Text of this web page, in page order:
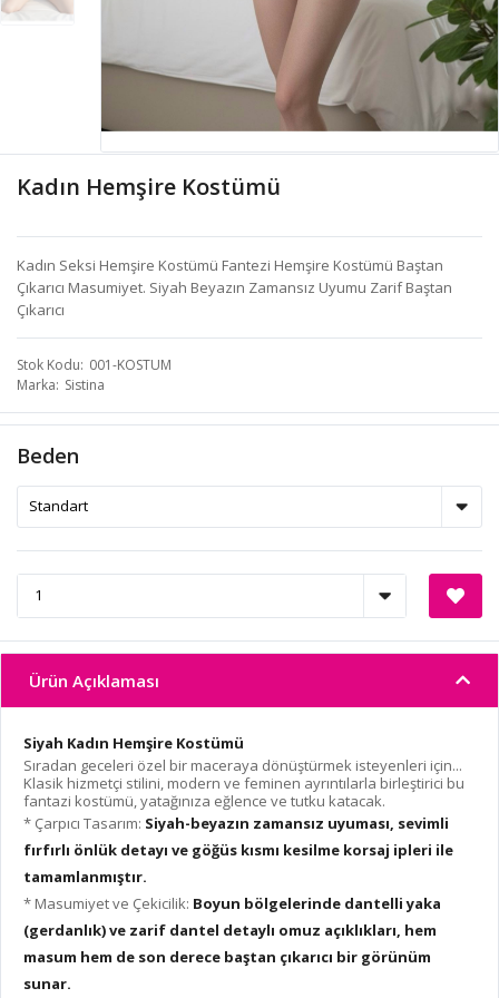
Kadın Hemşire Kostümü
Kadın Seksi Hemşire Kostümü Fantezi Hemşire Kostümü Baştan
Çıkarıcı Masumiyet. Siyah Beyazın Zamansız Uyumu Zarif Baştan
Çıkarıcı
Stok Kodu 001-KOSTUM
Marka Sistina
Beden
Ürün Açıklaması
Siyah Kadın Hemşire Kostümü
Sıradan geceleri özel bir maceraya dönüştürmek isteyenleri için...
Klasik hizmetçi stilini, modern ve feminen ayrıntılarla birleştirici bu
fantazi kostümü, yatağınıza eğlence ve tutku katacak.
* Çarpıcı Tasarım: Siyah-beyazın zamansız uyuması, sevimli
fırfırlı önlük detayı ve göğüs kısmı kesilme korsaj ipleri ile
tamamlanmıştır.
* Masumiyet ve Çekicilik: Boyun bölgelerinde dantelli yaka
(gerdanlık) ve zarif dantel detaylı omuz açıklıkları, hem
masum hem de son derece baştan çıkarıcı bir görünüm
sunar.